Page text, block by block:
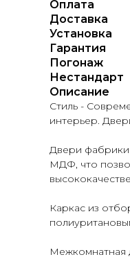
Оплата
Доставка
Установка
Гарантия
Погонаж
Нестандарт
Описание
Стиль -
интерьер.
Двери фабрики
МДФ, что
Каркас из
Межкомнатная